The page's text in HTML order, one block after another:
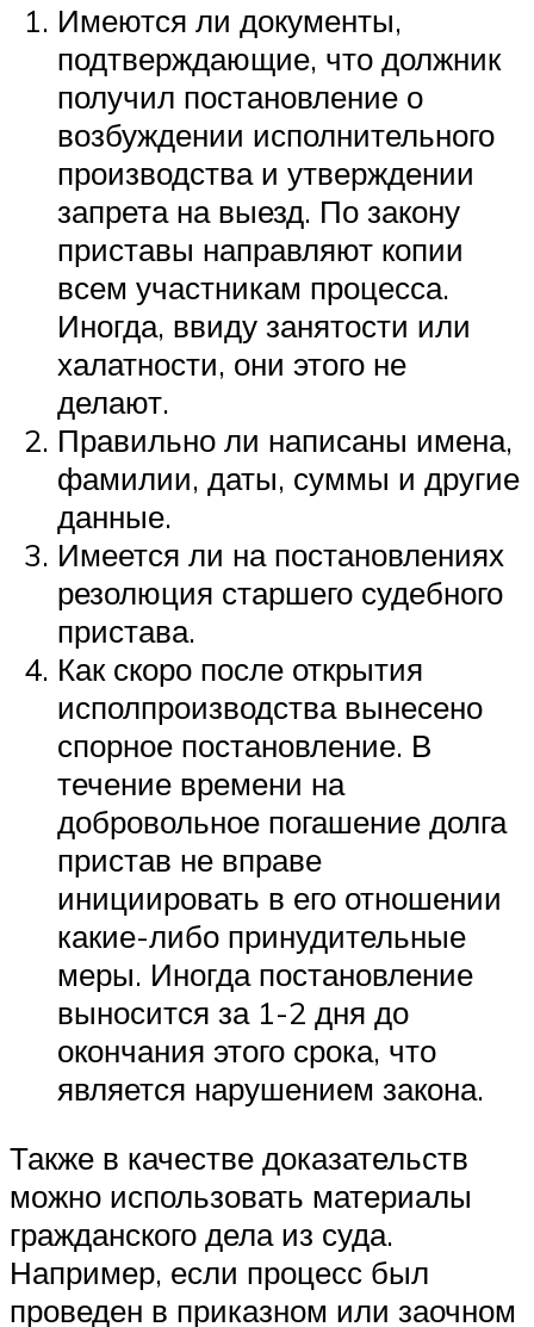
Имеются ли документы,
подтверждающие, что должник
получил постановление о
возбуждении исполнительного
производства и утверждении
запрета на выезд. По закону
приставы направляют копии
всем участникам процесса.
Иногда, ввиду занятости или
халатности, они этого не
делают.
Правильно ли написаны имена,
фамилии, даты, суммы и другие
данные.
Имеется ли на постановлениях
резолюция старшего судебного
пристава.
Как скоро после открытия
исполпроизводства вынесено
спорное постановление. В
течение времени на
добровольное погашение долга
пристав не вправе
инициировать в его отношении
какие-либо принудительные
меры. Иногда постановление
выносится за 1-2 дня до
окончания этого срока, что
является нарушением закона.
Также в качестве доказательств
можно использовать материалы
гражданского дела из суда.
Например, если процесс был
проведен в приказном или заочном